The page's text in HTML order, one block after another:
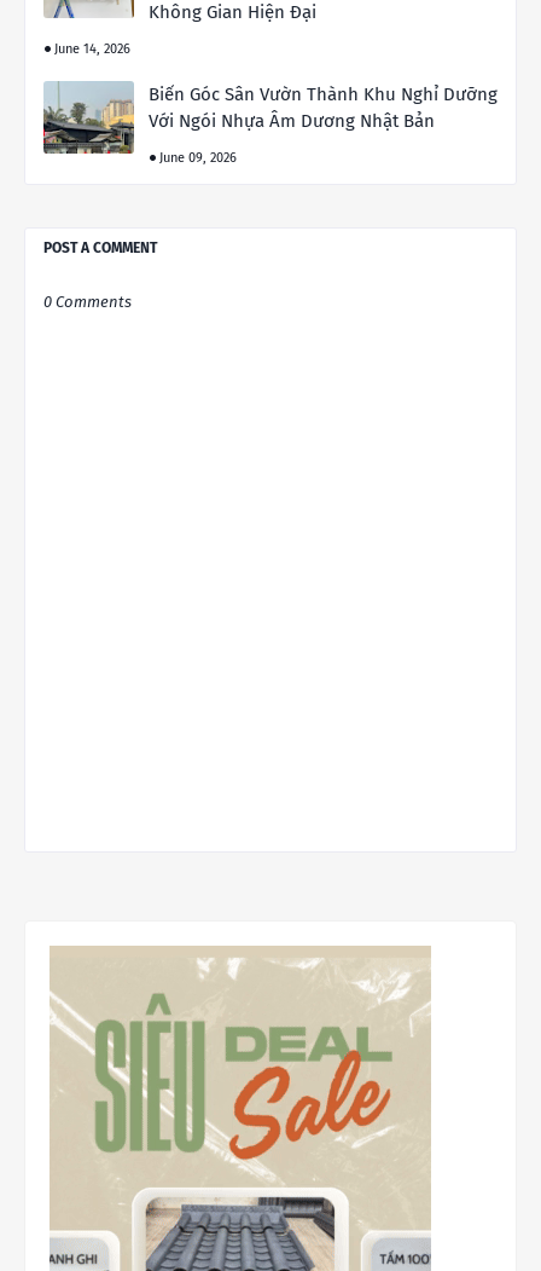
Không Gian Hiện Đại
June 14, 2026
Biến Góc Sân Vườn Thành Khu Nghỉ Dưỡng
Với Ngói Nhựa Âm Dương Nhật Bản
June 09, 2026
POST A COMMENT
0 Comments